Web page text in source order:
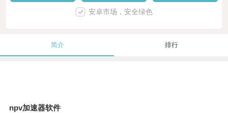
安卓市场，安全绿色
简介 排行
npv加速器软件